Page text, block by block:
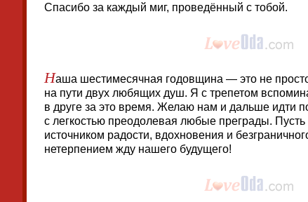
Спасибо за каждый миг, проведённый с тобой.
Наша шестимесячная годовщина — это не
на пути двух любящих душ. Я с трепетом
в друге за это время. Желаю нам и дальше идти
с легкостью преодолевая любые преграды.
источником радости, вдохновения и
нетерпением жду нашего будущего!